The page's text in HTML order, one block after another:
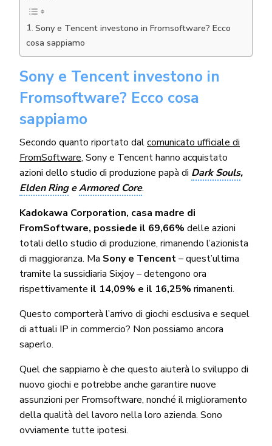
Sony e Tencent investono in Fromsoftware? Ecco
cosa sappiamo
Sony e Tencent investono in
Fromsoftware? Ecco cosa
sappiamo
Secondo quanto riportato dalcomunicato ufficiale di
FromSoftware, Sony e Tencent hanno acquistato
azioni dello studio di produzione papà di Dark Souls,
Elden RingeArmored Core.
Kadokawa Corporation, casa madre di
FromSoftware, possiede il 69,66% delle azioni
totali dello studio di produzione, rimanendo l’azionista
di maggioranza. Ma Sony e Tencent– quest’ultima
tramite la sussidiaria Sixjoy – detengono ora
rispettivamente il 14,09% e il 16,25% rimanenti.
Questo comporterà l’arrivo di giochi esclusiva e sequel
di attuali IP in commercio? Non possiamo ancora
saperlo.
Quel che sappiamo è che questo aiuterà lo sviluppo di
nuovo giochi e potrebbe anche garantire nuove
assunzioni per Fromsoftware, nonché il miglioramento
della qualità del lavoro nella loro azienda. Sono
ovviamente tutte ipotesi.